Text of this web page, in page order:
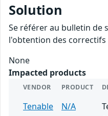
Solution
Se référer au bulletin de
l'obtention des
None
Impacted products
VENDOR PRODUCT
Tenable N/A